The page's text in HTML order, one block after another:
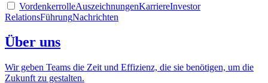
VordenkerrolleAuszeichnungenKarriereInvestor
RelationsFührungNachrichten
Über uns
Wir geben Teams die Zeit und Effizienz, die sie benötigen, um die
Zukunft zu gestalten.